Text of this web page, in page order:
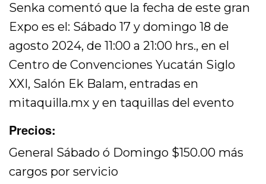
Senka comentó que la fecha de este gran
Expo es el: Sábado 17 y domingo 18 de
agosto 2024, de 11:00 a 21:00 hrs., en el
Centro de Convenciones Yucatán Siglo
XXI, Salón Ek Balam, entradas en
mitaquilla.mx y en taquillas del evento
Precios:
General Sábado ó Domingo $150.00 más
cargos por servicio